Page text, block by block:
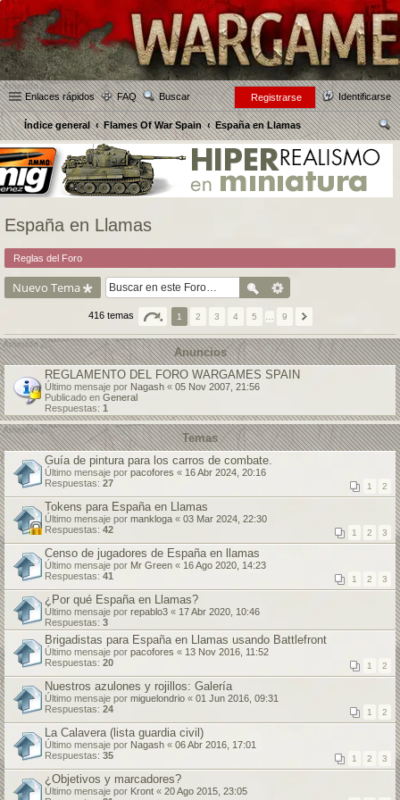
Enlaces rápidos FAQ Buscar Identificarse
Registrarse
Índice general Flames Of War Spain
España en Llamas
us
España en Llamas
Reglas del Foro
Nuevo Tema
416 temas 1 2 3 4 5 9
Anuncios
REGLAMENTO DEL FORO WARGAMES SPAIN
Último mensaje por Nagash « 05 Nov 2007, 21:56
Publicado en General
Respuestas: 1
Temas
Guía de pintura para los carros de combate.
Último mensaje por pacofores « 16 Abr 2024, 20:16
Respuestas: 27 1 2
Tokens para España en Llamas
Último mensaje por mankloga « 03 Mar 2024, 22:30
Respuestas: 42 1 2 3
Censo de jugadores de España en llamas
Último mensaje por Mr Green « 16 Ago 2020, 14:23
Respuestas: 41 1 2 3
¿Por qué España en Llamas?
Último mensaje por repablo3 « 17 Abr 2020, 10:46
Respuestas: 3
Brigadistas para España en Llamas usando Battlefront
Último mensaje por pacofores « 13 Nov 2016, 11:52
Respuestas: 20 1 2
Nuestros azulones y rojillos: Galería
Último mensaje por miguelondrio « 01 Jun 2016, 09:31
Respuestas: 24 1 2
La Calavera (lista guardia civil)
Último mensaje por Nagash « 06 Abr 2016, 17:01
Respuestas: 35 1 2 3
¿Objetivos y marcadores?
Último mensaje por Kront « 20 Ago 2015, 23:05